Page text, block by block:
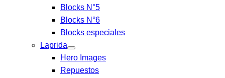
Blocks N°5
Blocks N°6
Blocks especiales
Laprida
Hero Images
Repuestos